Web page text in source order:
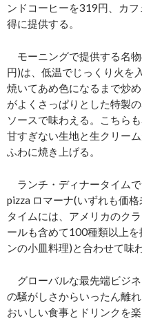
ンドコーヒーを319円、カ
得に提供する。
モーニングで提供する名
円)は、低温でじっくり火を
焼いてあめ色になるまで炒
がよくさっぱりとした特製
ソースで味わえる。こちら
甘すぎない生地と生クリー
ふわに焼き上げる。
ランチ・ディナータイム
pizza ロマーナ(いずれも価
タイムには、アメリカのク
ールも含めて100種類以上
ンの小皿料理)と合わせて味
グローバルな最先端ビジ
の騒がしさからいったん離
おいしい食事とドリンクを